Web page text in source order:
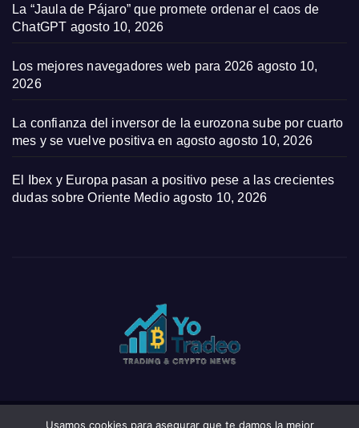
La “Jaula de Pájaro” que promete ordenar el caos de
ChatGPT agosto 10, 2026
Los mejores navegadores web para 2026 agosto 10,
2026
La confianza del inversor de la eurozona sube por cuarto
mes y se vuelve positiva en agosto agosto 10, 2026
El Ibex y Europa pasan a positivo pese a las crecientes
dudas sobre Oriente Medio agosto 10, 2026
Usamos cookies para asegurar que te damos la mejor